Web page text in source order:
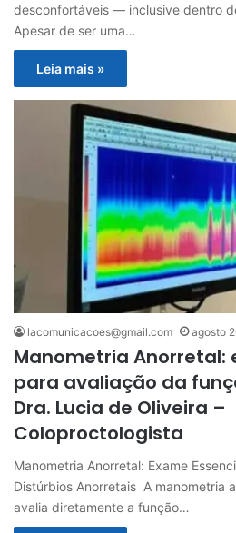
desconfortáveis — inclusive dentro
Apesar de ser uma…
Leia mais »
lacomunicacoes@gmail.com agosto
Manometria Anorretal:
para avaliação da
Dra. Lucia de Oliveira –
Coloproctologista
Manometria Anorretal: Exame
Distúrbios Anorretais A manometria
avalia diretamente a função…